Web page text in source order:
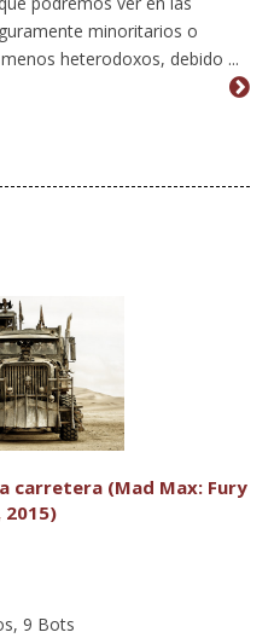
minoritarios o
heterodoxos, debido ...
carretera (Mad Max: Fury
2015)
9 Bots